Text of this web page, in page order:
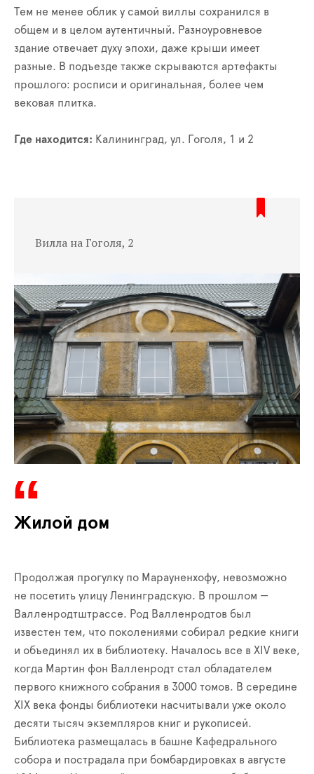
Тем не менее облик у самой виллы сохранился в
общем и в целом аутентичный. Разноуровневое
здание отвечает духу эпохи, даже крыши имеет
разные. В подъезде также скрываются артефакты
прошлого: росписи и оригинальная, более чем
вековая плитка.
Где находится: Калининград, ул. Гоголя, 1 и 2
Вилла на Гоголя, 2
Жилой дом
Продолжая прогулку по Марауненхофу, невозможно
не посетить улицу Ленинградскую. В прошлом —
Валленродтштрассе. Род Валленродтов был
известен тем, что поколениями собирал редкие книги
и объединял их в библиотеку. Началось все в XIV веке,
когда Мартин фон Валленродт стал обладателем
первого книжного собрания в 3000 томов. В середине
XIX века фонды библиотеки насчитывали уже около
десяти тысяч экземпляров книг и рукописей.
Библиотека размещалась в башне Кафедрального
собора и пострадала при бомбардировках в августе